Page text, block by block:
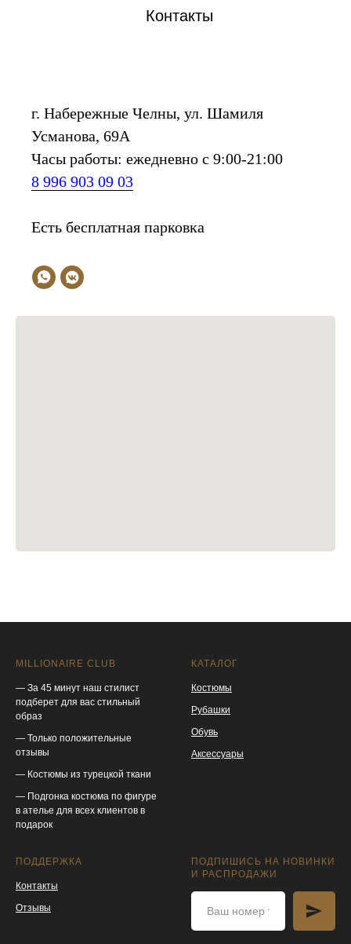
Контакты
г. Набережные Челны, ул. Шамиля
Усманова, 69А
Часы работы: ежедневно с 9:00-21:00
8 996 903 09 03
Есть бесплатная парковка
MILLIONAIRE CLUB
— За 45 минут наш стилист
подберет для вас стильный
образ
— Только положительные
отзывы
— Костюмы из турецкой ткани
— Подгонка костюма по фигуре
в ателье для всех клиентов в
подарок
КАТАЛОГ
Костюмы
Рубашки
Обувь
Аксессуары
ПОДДЕРЖКА
Контакты
Отзывы
ПОДПИШИСЬ НА НОВИНКИ
И РАСПРОДАЖИ